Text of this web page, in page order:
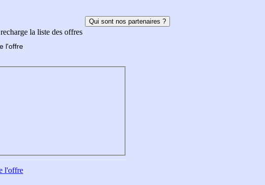
la liste des offres
Qui sont nos partenaires ?
l'offre
l'offre